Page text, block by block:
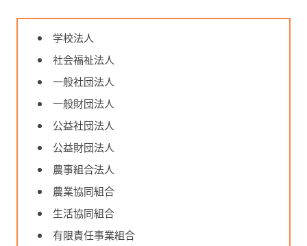
学校法人
社会福祉法人
一般社団法人
一般財団法人
公益社団法人
公益財団法人
農事組合法人
農業協同組合
生活協同組合
有限責任事業組合